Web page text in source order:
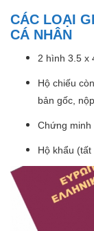
CÁC LOẠI
CÁ NHÂN
2 hình 3.5 x
Hộ chiếu
bản gốc,
Chứng minh
Hộ khẩu